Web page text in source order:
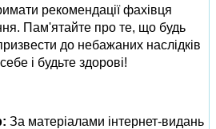
рекомендації фахівця
Пам'ятайте про те, що будь
до небажаних наслідків
і будьте здорові!
За матеріалами інтернет-видань